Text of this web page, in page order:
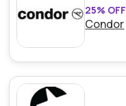
25% OFF
Condor